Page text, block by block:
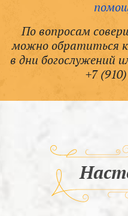
По вопросам
можно обратиться
в дни богослужений
+7